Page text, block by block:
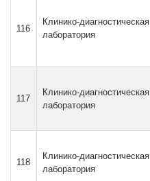
116
Клинико-диагностическая
лаборатория
117
Клинико-диагностическая
лаборатория
118
Клинико-диагностическая
лаборатория